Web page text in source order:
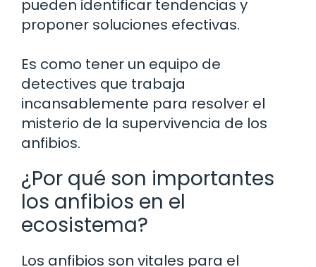
pueden identificar tendencias y
proponer soluciones efectivas.
Es como tener un equipo de
detectives que trabaja
incansablemente para resolver el
misterio de la supervivencia de los
anfibios.
¿Por qué son importantes
los anfibios en el
ecosistema?
Los anfibios son vitales para el